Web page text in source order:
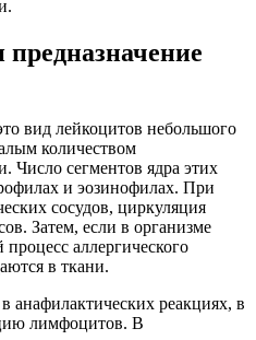
вид лейкоцитов небольшого
количеством
Число сегментов ядра этих
и эозинофилах. При
сосудов, циркуляция
Затем, если в организме
аллергического
в ткани.
анафилактических реакциях, в
лимфоцитов. В